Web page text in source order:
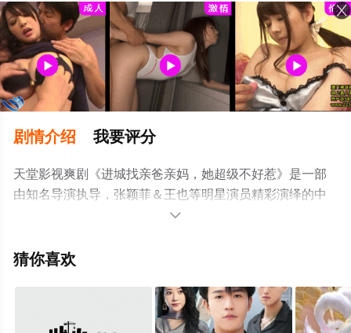
剧情介绍 我要评分
天堂影视爽剧《进城找亲爸亲妈，她超级不好惹》是一部
由知名导演执导，张颖菲＆王也等明星演员精彩演绎的中
国大陆电视剧，大结局剧情已揭晓（全95集），手机免费
相关信息可移步至豆瓣电视剧、电视猫或剧情网等平台了

猜你喜欢